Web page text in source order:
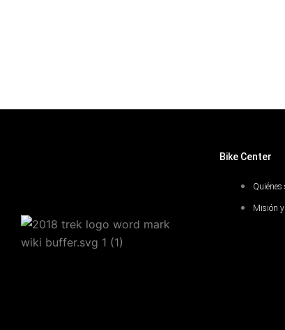
Bike Center
Quiénes
Misión